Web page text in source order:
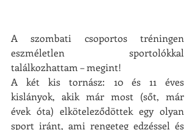
A szombati csoportos tréningen
eszméletlen sportolókkal
találkozhattam – megint!
A két kis tornász: 10 és 11 éves
kislányok, akik már most (sőt, már
évek óta) elköteleződöttek egy olyan
sport iránt, ami rengeteg edzéssel és